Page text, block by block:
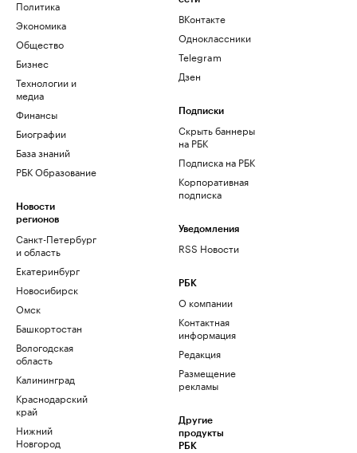
Политика
Экономика
Общество
Бизнес
Технологии и
медиа
Финансы
Биографии
База знаний
РБК Образование
Новости
регионов
Санкт-Петербург
и область
Екатеринбург
Новосибирск
Омск
Башкортостан
Вологодская
область
Калининград
Краснодарский
край
Нижний
Новгород
ВКонтакте
Одноклассники
Telegram
Дзен
Подписки
Скрыть баннеры
на РБК
Подписка на РБК
Корпоративная
подписка
Уведомления
RSS Новости
РБК
О компании
Контактная
информация
Редакция
Размещение
рекламы
Другие
продукты
РБК